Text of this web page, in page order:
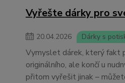
Vyřešte dárky pro
20.04.2026 Dárky s
Vymyslet dárek, který fakt
originálního, ale končí u
přitom vyřešit jinak –